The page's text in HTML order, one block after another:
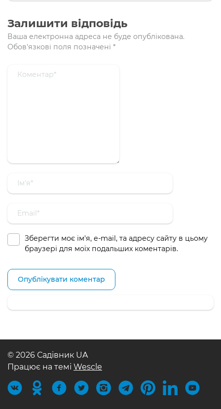
Залишити відповідь
Ваша електронна адреса не буде опублікована.
Обов'язкові поля позначені *
Зберегти моє ім'я, e-mail, та адресу сайту в цьому
браузері для моїх подальших коментарів.
© 2026 Садівник UA
Працює на темі Wescle